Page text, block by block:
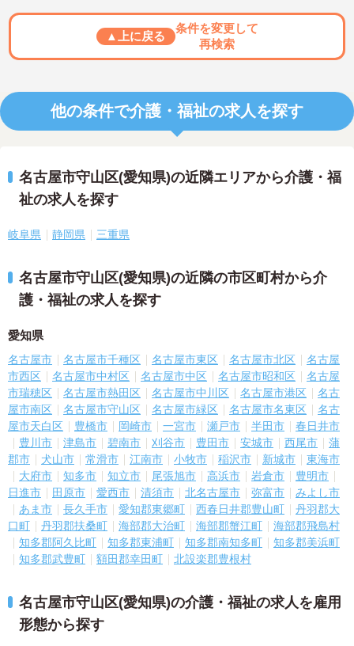
▲上に戻る
条件を変更して
再検索
他の条件で介護・福祉の求人を探す
名古屋市守山区(愛知県)の近隣エリアから介護・福
祉の求人を探す
岐阜県 静岡県 三重県
名古屋市守山区(愛知県)の近隣の市区町村から介
護・福祉の求人を探す
愛知県
名古屋市 名古屋市千種区 名古屋市東区 名古屋市北区
名古屋
市西区
名古屋市中村区 名古屋市中区 名古屋市昭和区
名古屋
市瑞穂区
名古屋市熱田区 名古屋市中川区 名古屋市港区
名古
屋市南区
名古屋市守山区 名古屋市緑区 名古屋市名東区
名古
屋市天白区
豊橋市 岡崎市 一宮市 瀬戸市 半田市
春日井市
豊川市
津島市 碧南市 刈谷市 豊田市 安城市 西尾市
蒲
郡市
犬山市 常滑市 江南市 小牧市 稲沢市 新城市
東海市
大府市
知多市 知立市 尾張旭市 高浜市 岩倉市
豊明市
日進市
田原市 愛西市 清須市 北名古屋市 弥富市
みよし市
あま市
長久手市 愛知郡東郷町 西春日井郡豊山町
丹羽郡大
口町
丹羽郡扶桑町 海部郡大治町 海部郡蟹江町
海部郡飛島村
知多郡阿久比町
知多郡東浦町 知多郡南知多町
知多郡美浜町
知多郡武豊町
額田郡幸田町 北設楽郡豊根村
名古屋市守山区(愛知県)の介護・福祉の求人を雇用
形態から探す